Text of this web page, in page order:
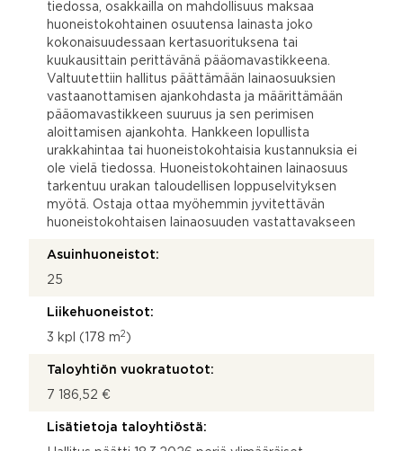
tiedossa, osakkailla on mahdollisuus maksaa
huoneistokohtainen osuutensa lainasta joko
kokonaisuudessaan kertasuorituksena tai
kuukausittain perittävänä pääomavastikkeena.
Valtuutettiin hallitus päättämään lainaosuuksien
vastaanottamisen ajankohdasta ja määrittämään
pääomavastikkeen suuruus ja sen perimisen
aloittamisen ajankohta. Hankkeen lopullista
urakkahintaa tai huoneistokohtaisia kustannuksia ei
ole vielä tiedossa. Huoneistokohtainen lainaosuus
tarkentuu urakan taloudellisen loppuselvityksen
myötä. Ostaja ottaa myöhemmin jyvitettävän
huoneistokohtaisen lainaosuuden vastattavakseen
Asuinhuoneistot:
25
Liikehuoneistot:
3 kpl (178 m2 )
Taloyhtiön vuokratuotot:
7 186,52 €
Lisätietoja taloyhtiöstä: